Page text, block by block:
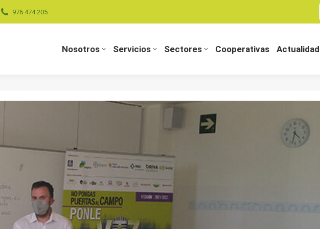
976 474 205
Nosotros Servicios Sectores Cooperativas Actualidad
Actualidad